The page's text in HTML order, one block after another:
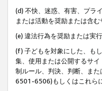
(d) 不快、迷惑、有害、プラ
または活動を奨励または含む
(e) 違法行為を奨励または実
(f) 子どもを対象にした、も
集、使用または公開するサ
制ルール、判決、判断、ま
6501-6506)もしくはこれら